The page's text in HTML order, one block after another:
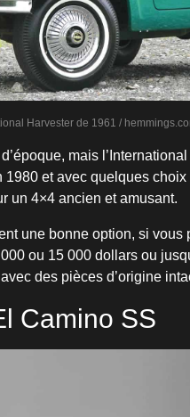
Harvester de 1961 /
mais
1980 et avec quelques
un 4×4 ancien et amusant.
une bonne option, si vous
ou 15 000 dollars ou
des pièces d’origine
Camino SS